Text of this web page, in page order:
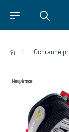
Ochranné